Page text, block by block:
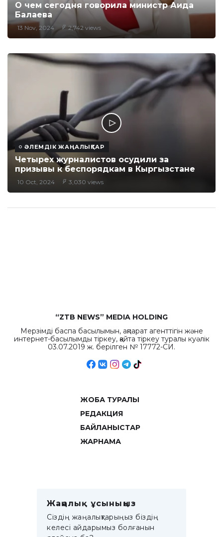
О чем сегодня говорила министр Аида
Балаева
13 Nov, 2024 2,742 views
ӘЛЕМДІК ЖАҢАЛЫҚТАР
Четырех журналистов осудили за
призывы к беспорядкам в Кыргызстане
10 Oct, 2024 3,030 views
“ZTB NEWS” MEDIA HOLDING
Мерзімді баспа басылымын, ақпарат агенттігін және
интернет-басылымды тіркеу, қайта тіркеу туралы куәлік
03.07.2019 ж. берілген № 17772-СИ.
ЖОБА ТУРАЛЫ
РЕДАКЦИЯ
БАЙЛАНЫСТАР
ЖАРНАМА
Жаңалық ұсыныңыз
Сіздің жаңалықтарыңыз біздің
келесі айдарымыз болғанын